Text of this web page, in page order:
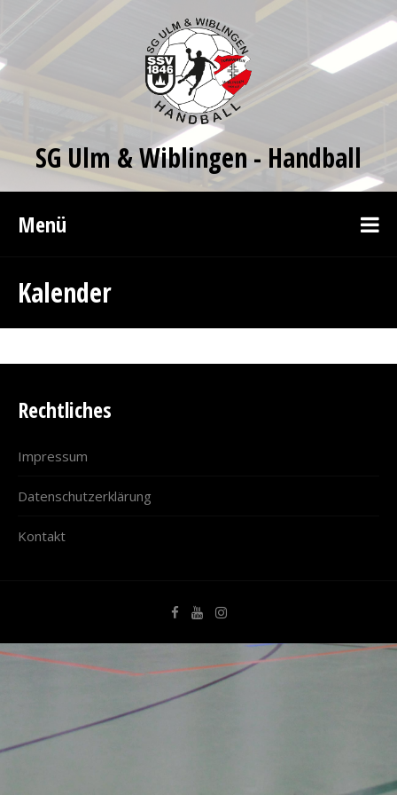
SG Ulm & Wiblingen - Handball
Menü
Kalender
Rechtliches
Impressum
Datenschutzerklärung
Kontakt